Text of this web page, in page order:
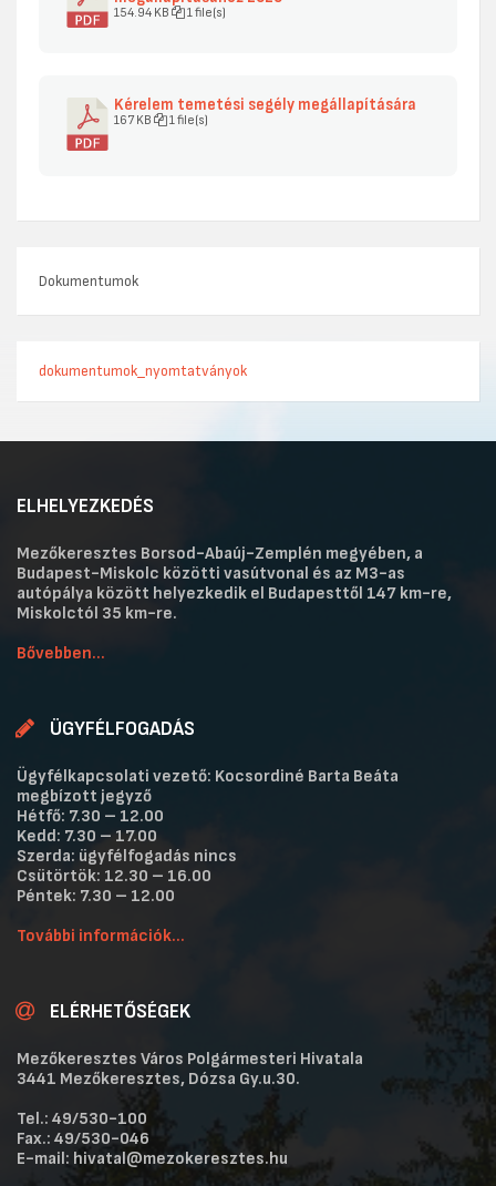
154.94 KB 1 file(s)
Kérelem temetési segély megállapítására
167 KB 1 file(s)
Dokumentumok
dokumentumok_nyomtatványok
ELHELYEZKEDÉS
Mezőkeresztes Borsod-Abaúj-Zemplén megyében, a
Budapest-Miskolc közötti vasútvonal és az M3-as
autópálya között helyezkedik el Budapesttől 147 km-re,
Miskolctól 35 km-re.
Bővebben...
ÜGYFÉLFOGADÁS
Ügyfélkapcsolati vezető: Kocsordiné Barta Beáta
megbízott jegyző
Hétfő: 7.30 – 12.00
Kedd: 7.30 – 17.00
Szerda: ügyfélfogadás nincs
Csütörtök: 12.30 – 16.00
Péntek: 7.30 – 12.00
További információk...
ELÉRHETŐSÉGEK
Mezőkeresztes Város Polgármesteri Hivatala
3441 Mezőkeresztes, Dózsa Gy.u.30.
Tel.: 49/530-100
Fax.: 49/530-046
E-mail: hivatal@mezokeresztes.hu